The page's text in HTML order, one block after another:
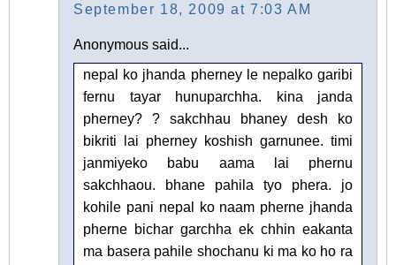
September 18, 2009 at 7:03 AM
Anonymous said...
nepal ko jhanda pherney le nepalko garibi
fernu tayar hunuparchha. kina janda
pherney? ? sakchhau bhaney desh ko
bikriti lai pherney koshish garnunee. timi
janmiyeko babu aama lai phernu
sakchhaou. bhane pahila tyo phera. jo
kohile pani nepal ko naam pherne jhanda
pherne bichar garchha ek chhin eakanta
ma basera pahile shochanu ki ma ko ho ra